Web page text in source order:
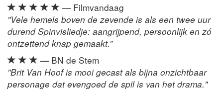
— Filmvandaag
"Vele hemels boven de zevende is als een twee uur
durend Spinvisliedje: aangrijpend, persoonlijk en zó
ontzettend knap gemaakt.”
— BN de Stem
"Brit Van Hoof is mooi gecast als bijna onzichtbaar
personage dat evengoed de spil is van het drama."